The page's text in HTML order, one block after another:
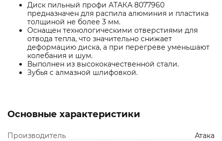
Диск пильный профи АТАКА 8077960
предназначен для распила алюминия и пластика
толщиной не более 3 мм.
Оснащен технологическими отверстиями для
отвода тепла, что значительно снижает
деформацию диска, а при перегреве уменьшают
колебания и шум.
Выполнен из высококачественной стали.
Зубья с алмазной шлифовкой.
Основные характеристики
Производитель
Атака